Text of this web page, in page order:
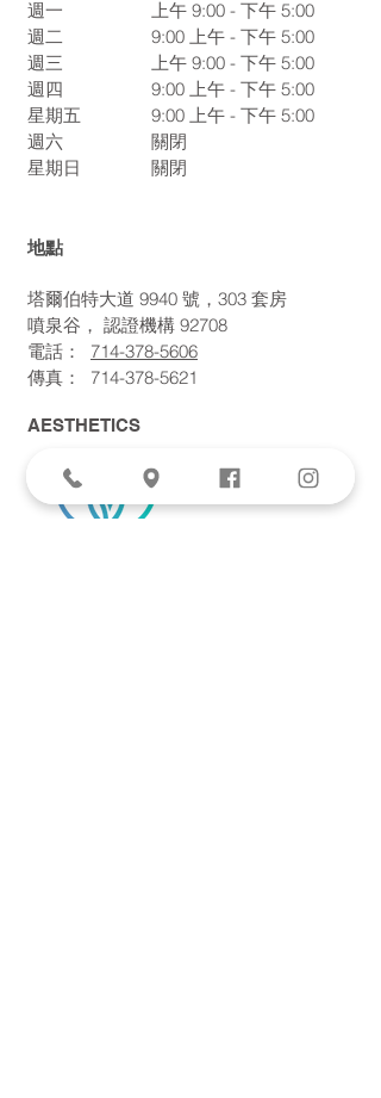
週一
週二
週三
週四
星期五
週六
星期日
上午 9:00 - 下午 5:00
9:00 上午 - 下午 5:00
上午 9:00 - 下午 5:00
9:00 上午 - 下午 5:00
9:00 上午 - 下午 5:00
關閉
關閉
地點
塔爾伯特大道 9940 號，303 套房
噴泉谷， 認證機構 92708
電話：
714-378-5606
傳真：
714-378-5621
AESTHETICS